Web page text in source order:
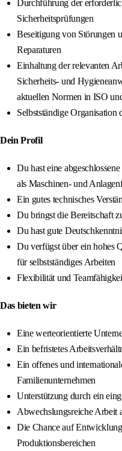
Durchführung der
Sicherheitsprüfungen
Beseitigung von Störungen
Reparaturen
Einhaltung der relevanten
Sicherheits- und
aktuellen Normen in ISO
Selbstständige
Dein Profil
Du hast eine
als Maschinen- und
Ein gutes technisches
Du bringst die Bereitschaft
Du hast gute
Du verfügst über ein hohes
für selbstständiges Arbeiten
Flexibilität und
Das bieten wir
Eine werteorientierte
Ein befristetes
Ein offenes und
Familienunternehmen
Unterstützung durch ein
Abwechslungsreiche Arbeit
Die Chance auf
Produktionsbereichen